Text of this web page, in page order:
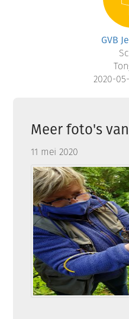
GVB
2020-
Meer foto's
11 mei 2020